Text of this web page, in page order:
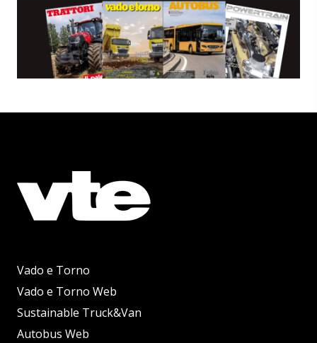
Vado e Torno
Vado e Torno Web
Sustainable Truck&Van
Autobus Web